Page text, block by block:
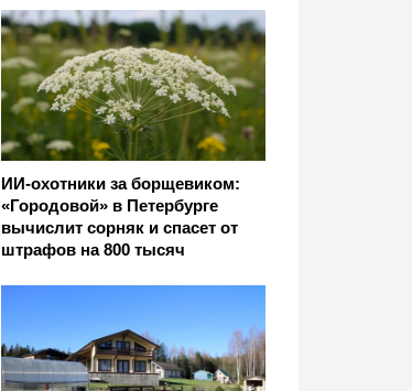
ИИ-охотники за борщевиком:
«Городовой» в Петербурге
вычислит сорняк и спасет от
штрафов на 800 тысяч